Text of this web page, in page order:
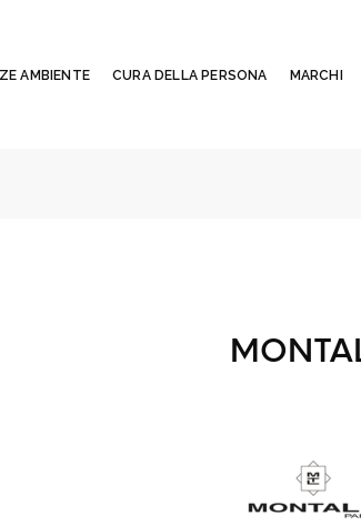
AMBIENTE CURA DELLA PERSONA MARCHI